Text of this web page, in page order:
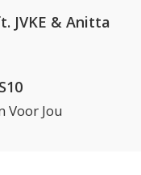
JVKE & Anitta
Voor Jou